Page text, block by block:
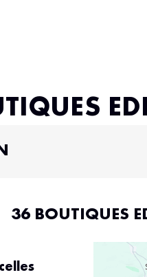
36 BOUTIQUES